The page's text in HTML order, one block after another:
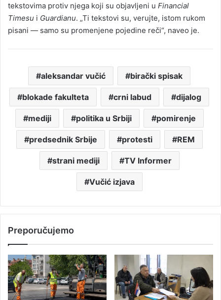
tekstovima protiv njega koji su objavljeni u Financial
Timesu i Guardianu. „Ti tekstovi su, verujte, istom rukom
pisani — samo su promenjene pojedine reči“, naveo je.
aleksandar vučić birački spisak
blokade fakulteta crni labud dijalog
mediji politika u Srbiji pomirenje
predsednik Srbije protesti REM
strani mediji TV Informer
Vučić izjava
Preporučujemo